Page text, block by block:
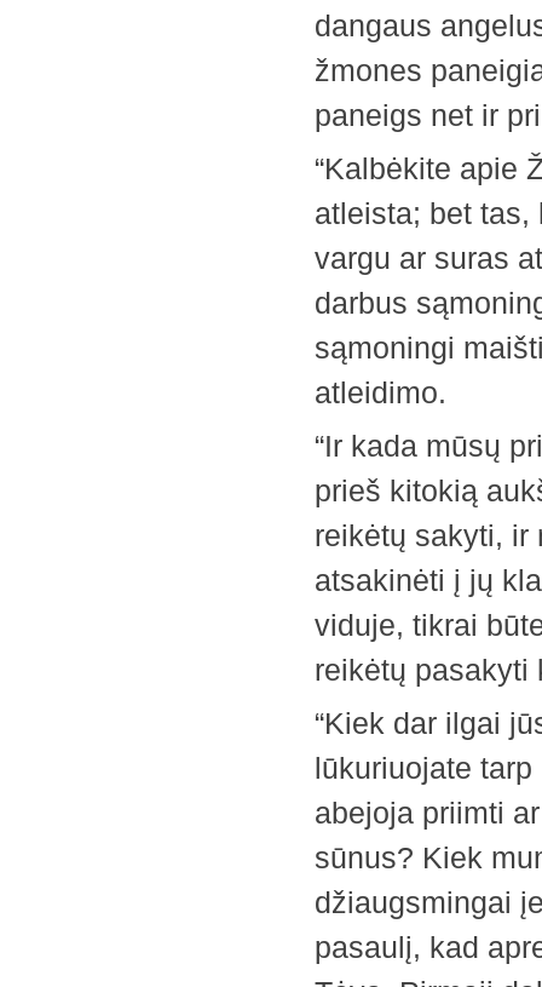
dangaus
žmones
paneigs net ir
“Kalbėkite apie
atleista; bet
vargu ar suras
darbus
sąmoningi
atleidimo.
“Ir kada mūsų
prieš kitokią
reikėtų sakyti, ir
atsakinėti į jų
viduje, tikrai
reikėtų pasakyti
“Kiek dar ilgai
lūkuriuojate
abejoja priimti
sūnus? Kiek
džiaugsmingai
pasaulį, kad